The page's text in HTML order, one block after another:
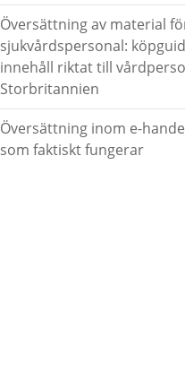
Översättning av material
sjukvårdspersonal:
innehåll riktat till
Storbritannien
Översättning inom e-
som faktiskt fungerar